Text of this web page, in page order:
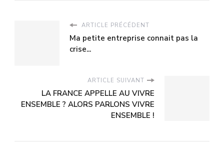
ARTICLE PRÉCÉDENT
Ma petite entreprise connait pas la
crise...
ARTICLE SUIVANT
LA FRANCE APPELLE AU VIVRE
ENSEMBLE ? ALORS PARLONS VIVRE
ENSEMBLE !